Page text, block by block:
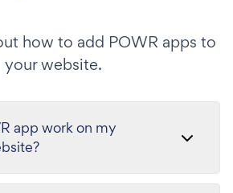
how to add POWR apps to
your website.
app work on my